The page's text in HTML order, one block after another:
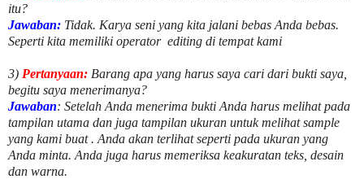
itu?
Jawaban: Tidak. Karya seni yang kita jalani bebas Anda bebas.
Seperti kita memiliki operator editing di tempat kami
3) Pertanyaan: Barang apa yang harus saya cari dari bukti saya,
begitu saya menerimanya?
Jawaban: Setelah Anda menerima bukti Anda harus melihat pada
tampilan utama dan juga tampilan ukuran untuk melihatsample
yang kami buat . Anda akan terlihat seperti pada ukuran yang
Anda minta. Anda juga harus memeriksa keakuratan teks, desain
dan warna.